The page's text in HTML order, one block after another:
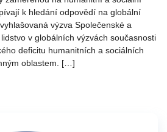
k hledání odpovědí na globální
výzva Společenské a
v globálních výzvách současnosti
deficitu humanitních a sociálních
oblastem. […]